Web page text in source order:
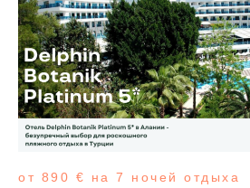
от 890 € на 7 ночей отдыха